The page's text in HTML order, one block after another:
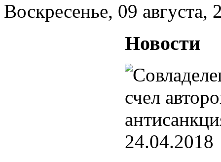
Воскресенье, 09 августа,
Новости
24.04.2018